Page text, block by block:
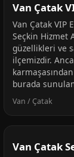
Van Çatak
Van Çatak VIP
Seçkin Hizmet
güzellikleri ve
ilçemizdir.
burada
Van / Çatak
Van Çatak